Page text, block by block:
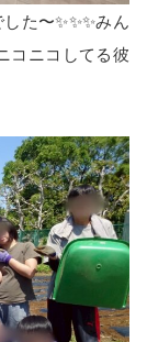
た〜✨✨✨みん
コニコしてる彼